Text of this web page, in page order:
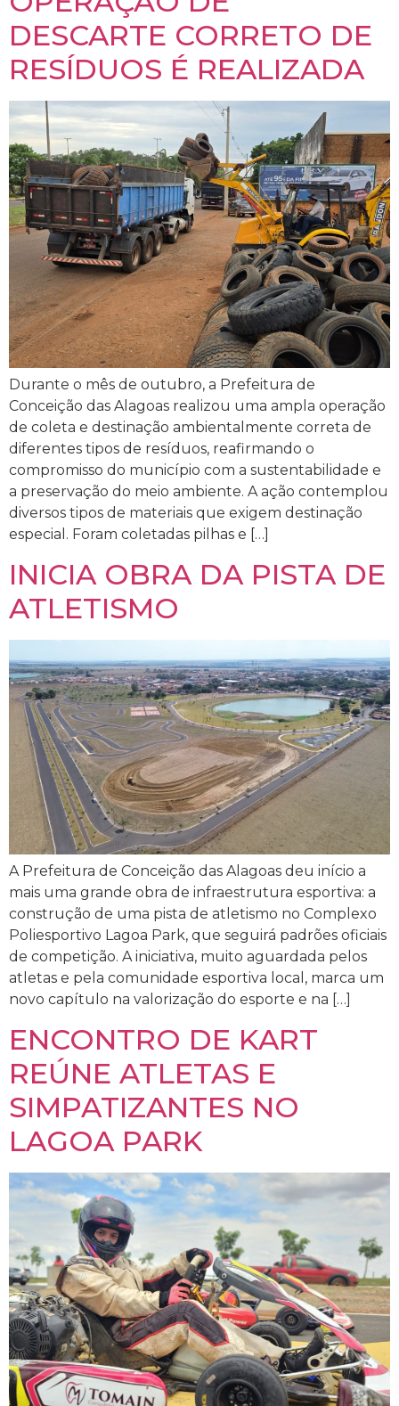
DESCARTE CORRETO DE
RESÍDUOS É REALIZADA
Durante o mês de outubro, a Prefeitura de
Conceição das Alagoas realizou uma ampla operação
de coleta e destinação ambientalmente correta de
diferentes tipos de resíduos, reafirmando o
compromisso do município com a sustentabilidade e
a preservação do meio ambiente. A ação contemplou
diversos tipos de materiais que exigem destinação
especial. Foram coletadas pilhas e […]
INICIA OBRA DA PISTA DE
ATLETISMO
A Prefeitura de Conceição das Alagoas deu início a
mais uma grande obra de infraestrutura esportiva: a
construção de uma pista de atletismo no Complexo
Poliesportivo Lagoa Park, que seguirá padrões oficiais
de competição. A iniciativa, muito aguardada pelos
atletas e pela comunidade esportiva local, marca um
novo capítulo na valorização do esporte e na […]
ENCONTRO DE KART
REÚNE ATLETAS E
SIMPATIZANTES NO
LAGOA PARK